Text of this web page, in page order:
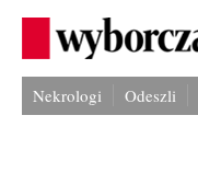
Nekrologi Odeszli